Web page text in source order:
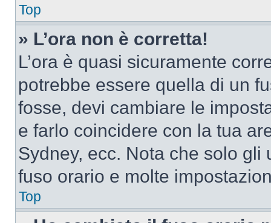
Top
» L’ora non è corretta!
L’ora è quasi sicuramente
potrebbe essere quella di un
fosse, devi cambiare le
e farlo coincidere con la tua
Sydney, ecc. Nota che solo
fuso orario e molte
Top